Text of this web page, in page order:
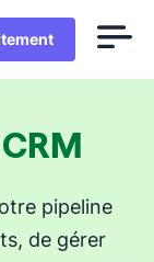
pipeline
de gérer